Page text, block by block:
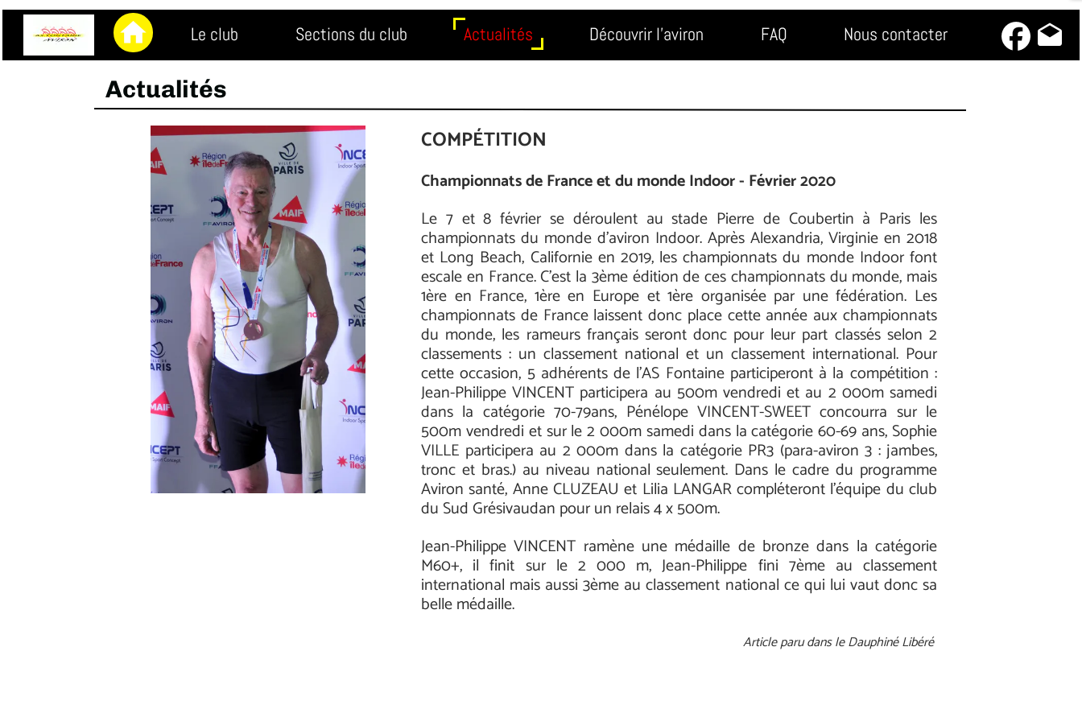
drafts
home Le club Sections du club Actualités Découvrir l'aviron FAQ Nous contacter
Actualités
COMPÉTITION
Championnats de France et du monde Indoor - Février 2020
Le 7 et 8 février se déroulent au stade Pierre de Coubertin à Paris les
championnats du monde d’aviron Indoor. Après Alexandria, Virginie en 2018
et Long Beach, Californie en 2019, les championnats du monde Indoor font
escale en France. C’est la 3ème édition de ces championnats du monde, mais
1ère en France, 1ère en Europe et 1ère organisée par une fédération. Les
championnats de France laissent donc place cette année aux championnats
du monde, les rameurs français seront donc pour leur part classés selon 2
classements : un classement national et un classement international. Pour
cette occasion, 5 adhérents de l’AS Fontaine participeront à la compétition :
Jean-Philippe VINCENT participera au 500m vendredi et au 2 000m samedi
dans la catégorie 70-79ans, Pénélope VINCENT-SWEET concourra sur le
500m vendredi et sur le 2 000m samedi dans la catégorie 60-69 ans, Sophie
VILLE participera au 2 000m dans la catégorie PR3 (para-aviron 3 : jambes,
tronc et bras.) au niveau national seulement. Dans le cadre du programme
Aviron santé, Anne CLUZEAU et Lilia LANGAR compléteront l’équipe du club
du Sud Grésivaudan pour un relais 4 x 500m.
Jean-Philippe VINCENT ramène une médaille de bronze dans la catégorie
M60+, il finit sur le 2 000 m, Jean-Philippe fini 7ème au classement
international mais aussi 3ème au classement national ce qui lui vaut donc sa
belle médaille.
Article paru dans le Dauphiné Libéré